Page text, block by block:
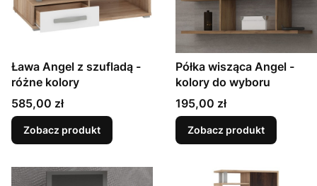
Ława Angel z szufladą -
różne kolory
Cena
585,00 zł
Zobacz produkt
Półka wisząca Angel -
kolory do wyboru
Cena
195,00 zł
Zobacz produkt